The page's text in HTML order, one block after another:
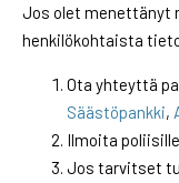
Jos olet menettänyt
henkilökohtaista
Ota yhteyttä
Säästöpankki,
Ilmoita
Jos tarvitset